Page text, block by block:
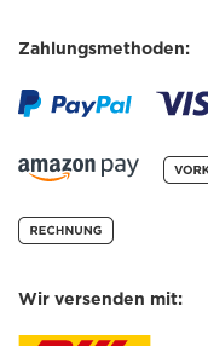
Zahlungsmethoden:
Wir versenden mit: